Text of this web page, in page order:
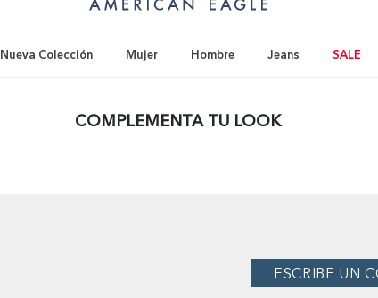
Nueva Colección Mujer Hombre Jeans SALE
COMPLEMENTA TU LOOK